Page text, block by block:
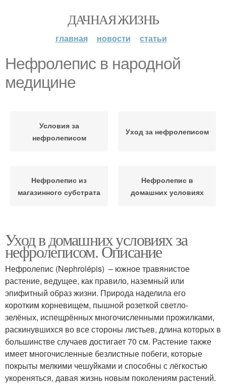
ДАЧНАЯ ЖИЗНЬ
главная новости статьи
Нефролепис в народной
медицине
Условия за
нефролеписом
Уход за нефролеписом
Нефролепис из
магазинного субстрата
Нефролепис в
домашних условиях
Уход в домашних условиях за
нефролеписом. Описание
Нефролепис (Nephrolépis) – южное травянистое
растение, ведущее, как правило, наземный или
эпифитный образ жизни. Природа наделила его
коротким корневищем, пышной розеткой светло-
зелёных, испещрённых многочисленными прожилками,
раскинувшихся во все стороны листьев, длина которых в
большинстве случаев достигает 70 см. Растение также
имеет многочисленные безлистные побеги, которые
покрыты мелкими чешуйками и способны с лёгкостью
укореняться, давая жизнь новым поколениям растений.